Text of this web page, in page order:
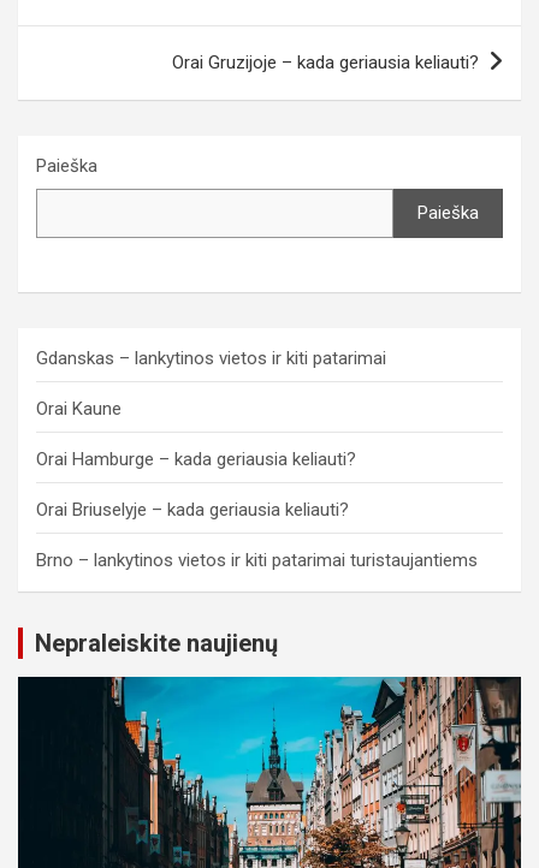
Orai Gruzijoje – kada geriausia keliauti?
Paieška
Paieška
Gdanskas – lankytinos vietos ir kiti patarimai
Orai Kaune
Orai Hamburge – kada geriausia keliauti?
Orai Briuselyje – kada geriausia keliauti?
Brno – lankytinos vietos ir kiti patarimai turistaujantiems
Nepraleiskite naujienų